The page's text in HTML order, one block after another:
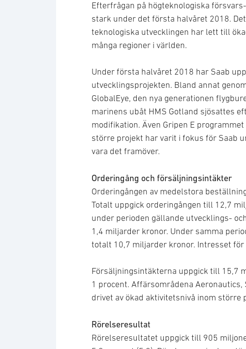
Efterfrågan på högteknologiska
stark under det första halvåret 2018.
teknologiska utvecklingen har lett till
många regioner i världen.
Under första halvåret 2018 har Saab
utvecklingsprojekten. Bland annat
GlobalEye, den nya generationen
marinens ubåt HMS Gotland sjösattes
modifikation. Även Gripen E
större projekt har varit i fokus för Saab
vara det framöver.
Orderingång och försäljningsintäkter
Orderingången av medelstora
Totalt uppgick orderingången till 12,7
under perioden gällande utvecklings-
1,4 miljarder kronor. Under samma
totalt 10,7 miljarder kronor. Intresset
Försäljningsintäkterna uppgick till 15,7
1 procent. Affärsområdena
drivet av ökad aktivitetsnivå inom större
Rörelseresultat
Rörelseresultatet uppgick till 905